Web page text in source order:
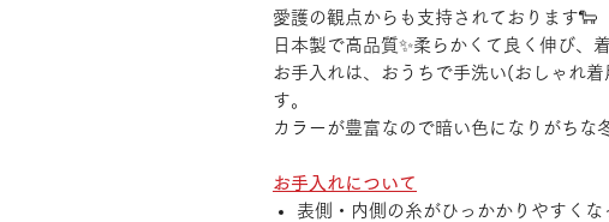
愛護の観点からも支持されております🐑
日本製で高品質✨柔らかくて良く伸び、
お手入れは、おうちで手洗い(おしゃれ
す。
カラーが豊富なので暗い色になりがち
お手入れについて
表側・内側の糸がひっかかりやすく